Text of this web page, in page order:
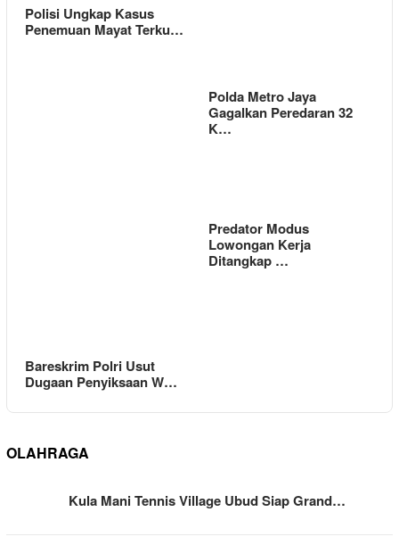
Polisi Ungkap Kasus
Penemuan Mayat Terku…
Polda Metro Jaya
Gagalkan Peredaran 32
K…
Bareskrim Polri Usut
Dugaan Penyiksaan W…
Predator Modus
Lowongan Kerja
Ditangkap …
OLAHRAGA
Kula Mani Tennis Village Ubud Siap Grand…